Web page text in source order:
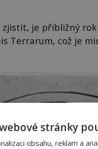
zjistit, je přibližný
Terrarum, což je
stránky
obsahu, reklam a